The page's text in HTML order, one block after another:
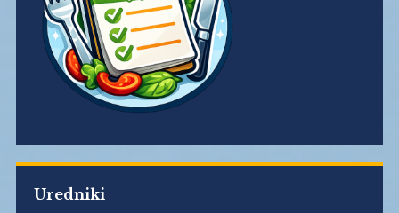
Uredniki